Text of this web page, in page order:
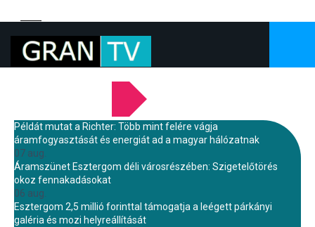
Példát mutat a Richter: Több mint felére vágja
áramfogyasztását és energiát ad a magyar hálózatnak
07 aug.
Áramszünet Esztergom déli városrészében: Szigetelőtörés
okoz fennakadásokat
06 aug.
Esztergom 2,5 millió forinttal támogatja a leégett párkányi
galéria és mozi helyreállítását